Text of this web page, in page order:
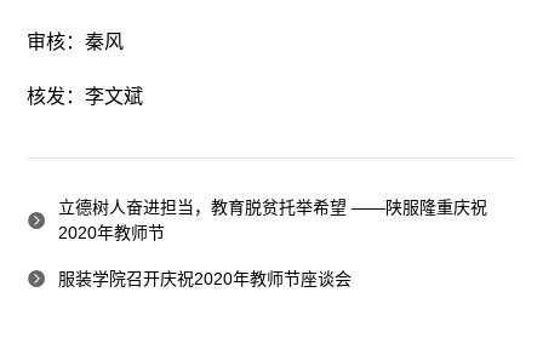
审核：秦风
核发：李文斌
立德树人奋进担当，教育脱贫托举希望 ——陕服隆重庆祝
2020年教师节
服装学院召开庆祝2020年教师节座谈会